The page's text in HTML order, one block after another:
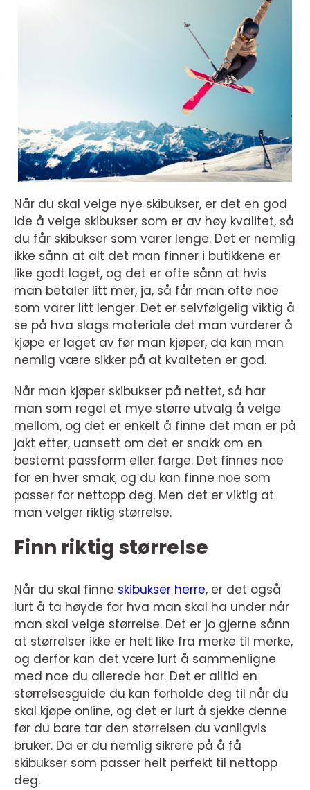
Når du skal velge nye skibukser, er det en god
ide å velge skibukser som er av høy kvalitet, så
du får skibukser som varer lenge. Det er nemlig
ikke sånn at alt det man finner i butikkene er
like godt laget, og det er ofte sånn at hvis
man betaler litt mer, ja, så får man ofte noe
som varer litt lenger. Det er selvfølgelig viktig å
se på hva slags materiale det man vurderer å
kjøpe er laget av før man kjøper, da kan man
nemlig være sikker på at kvalteten er god.
Når man kjøper skibukser på nettet, så har
man som regel et mye større utvalg å velge
mellom, og det er enkelt å finne det man er på
jakt etter, uansett om det er snakk om en
bestemt passform eller farge. Det finnes noe
for en hver smak, og du kan finne noe som
passer for nettopp deg. Men det er viktig at
man velger riktig størrelse.
Finn riktig størrelse
Når du skal finne skibukser herre, er det også
lurt å ta høyde for hva man skal ha under når
man skal velge størrelse. Det er jo gjerne sånn
at størrelser ikke er helt like fra merke til merke,
og derfor kan det være lurt å sammenligne
med noe du allerede har. Det er alltid en
størrelsesguide du kan forholde deg til når du
skal kjøpe online, og det er lurt å sjekke denne
før du bare tar den størrelsen du vanligvis
bruker. Da er du nemlig sikrere på å få
skibukser som passer helt perfekt til nettopp
deg.